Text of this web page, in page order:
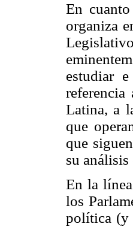
En
organiza
estudiar
Latina, a
que
que
su
En la
los
política (y